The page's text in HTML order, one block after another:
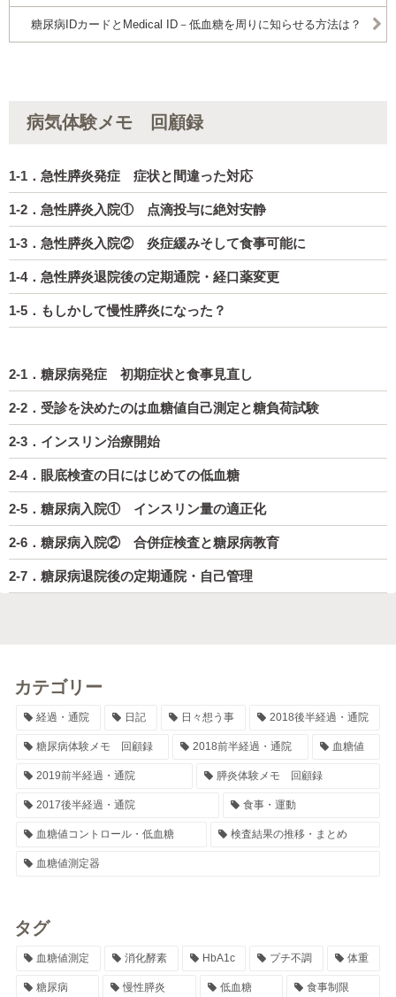
糖尿病IDカードとMedical ID－低血糖を周りに知らせる方法は？
病気体験メモ 回顧録
1-1．急性膵炎発症 症状と間違った対応
1-2．急性膵炎入院① 点滴投与に絶対安静
1-3．急性膵炎入院② 炎症緩みそして食事可能に
1-4．急性膵炎退院後の定期通院・経口薬変更
1-5．もしかして慢性膵炎になった？
2-1．糖尿病発症 初期症状と食事見直し
2-2．受診を決めたのは血糖値自己測定と糖負荷試験
2-3．インスリン治療開始
2-4．眼底検査の日にはじめての低血糖
2-5．糖尿病入院① インスリン量の適正化
2-6．糖尿病入院② 合併症検査と糖尿病教育
2-7．糖尿病退院後の定期通院・自己管理
カテゴリー
経過・通院 日記 日々想う事 2018後半経過・通院
糖尿病体験メモ 回顧録 2018前半経過・通院 血糖値
2019前半経過・通院 膵炎体験メモ 回顧録
2017後半経過・通院 食事・運動
血糖値コントロール・低血糖 検査結果の推移・まとめ
血糖値測定器
タグ
血糖値測定 消化酵素 HbA1c プチ不調 体重
糖尿病 慢性膵炎 低血糖 食事制限